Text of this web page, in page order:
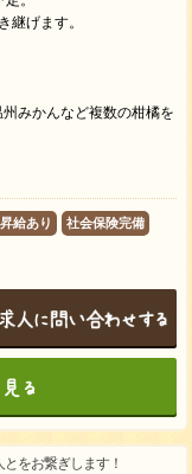
継げます。
みかんなど複数の柑橘を
昇給あり 社会保険完備
をお繋ぎします！